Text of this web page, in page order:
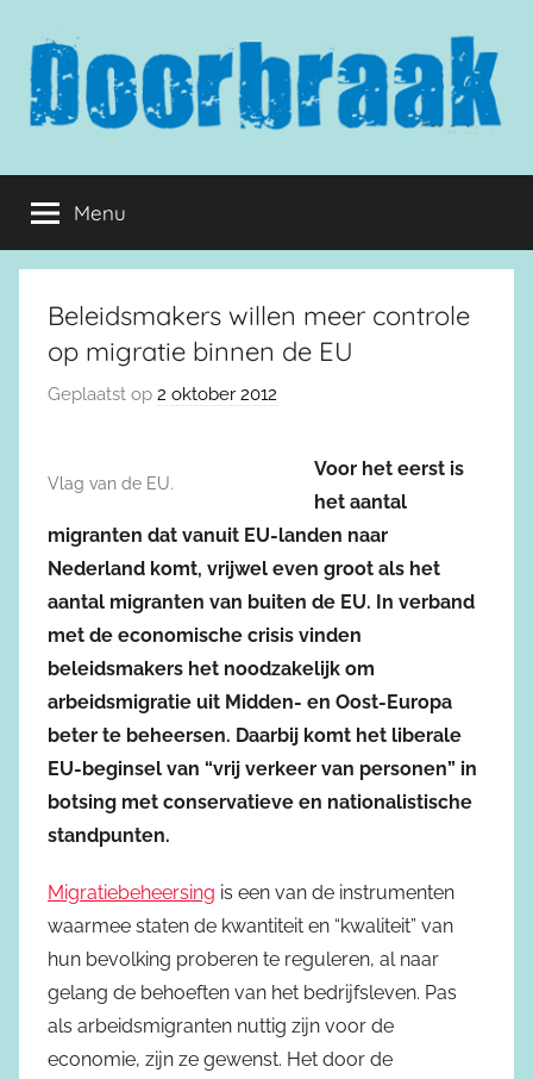
inhoud
springen
Doorbraak.eu
Menu
Beleidsmakers willen meer controle
op migratie binnen de EU
Geplaatst op 2 oktober 2012
Vlag van de EU.
Voor het eerst is
het aantal
migranten dat vanuit EU-landen naar
Nederland komt, vrijwel even groot als het
aantal migranten van buiten de EU. In verband
met de economische crisis vinden
beleidsmakers het noodzakelijk om
arbeidsmigratie uit Midden- en Oost-Europa
beter te beheersen. Daarbij komt het liberale
EU-beginsel van “vrij verkeer van personen” in
botsing met conservatieve en nationalistische
standpunten.
Migratiebeheersing is een van de instrumenten
waarmee staten de kwantiteit en “kwaliteit” van
hun bevolking proberen te reguleren, al naar
gelang de behoeften van het bedrijfsleven. Pas
als arbeidsmigranten nuttig zijn voor de
economie, zijn ze gewenst. Het door de